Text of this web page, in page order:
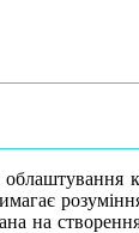
на